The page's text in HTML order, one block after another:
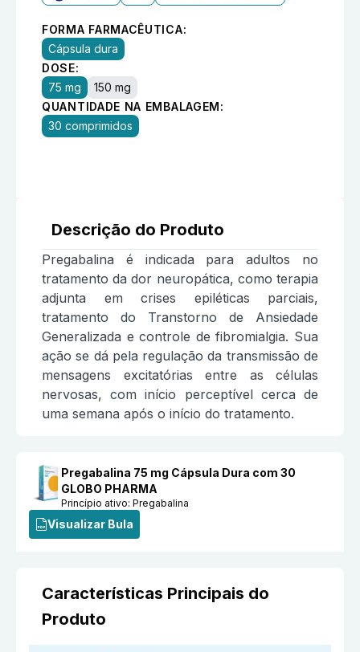
FORMA FARMACÊUTICA:
Cápsula dura
DOSE:
75 mg
150 mg
QUANTIDADE NA EMBALAGEM:
30 comprimidos
Descrição do Produto
Pregabalina é indicada para adultos no
tratamento da dor neuropática, como terapia
adjunta em crises epiléticas parciais,
tratamento do Transtorno de Ansiedade
Generalizada e controle de fibromialgia. Sua
ação se dá pela regulação da transmissão de
mensagens excitatórias entre as células
nervosas, com início perceptível cerca de
uma semana após o início do tratamento.
Pregabalina 75 mg Cápsula Dura com 30
GLOBO PHARMA
Princípio ativo:Pregabalina
Visualizar Bula
Características Principais do
Produto